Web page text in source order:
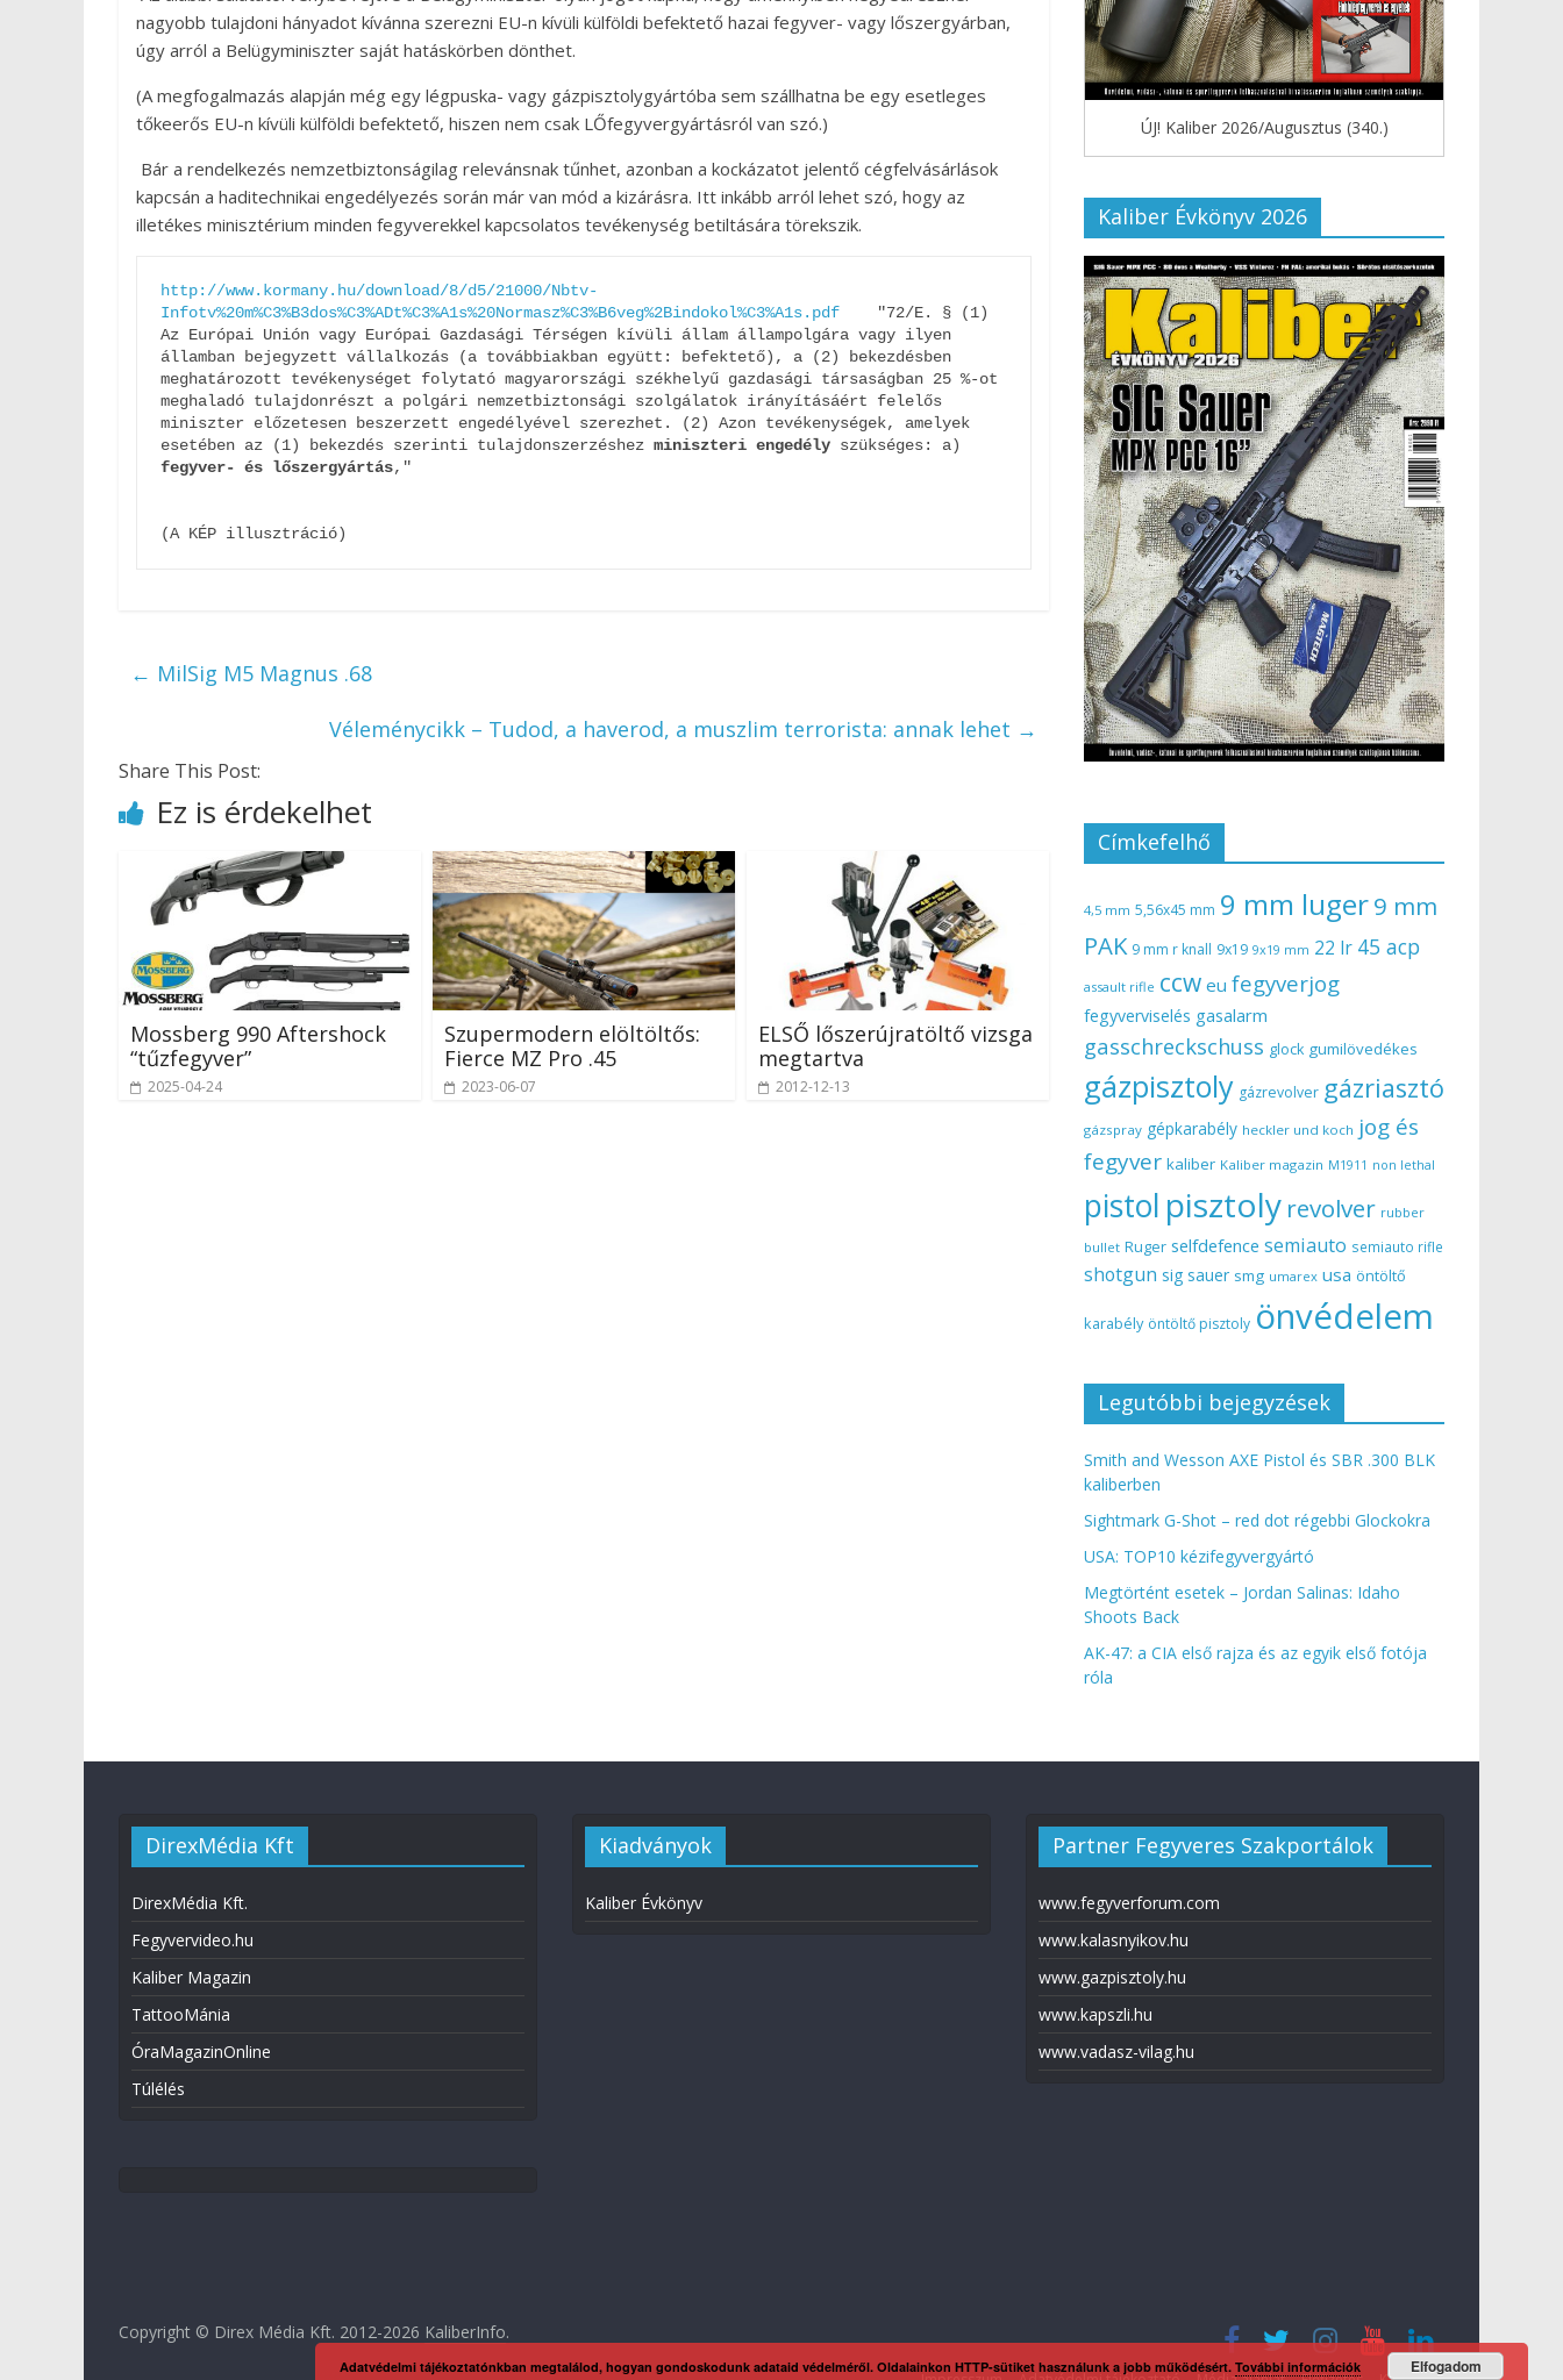
nagyobb tulajdoni hányadot kívánna szerezni EU-n kívüli külföldi befektető hazai fegyver- vagy lőszergyárban,
úgy arról a Belügyminiszter saját hatáskörben dönthet.
(A megfogalmazás alapján még egy légpuska- vagy gázpisztolygyártóba sem szállhatna be egy esetleges
tőkeerős EU-n kívüli külföldi befektető, hiszen nem csak LŐfegyvergyártásról van szó.)
Bár a rendelkezés nemzetbiztonságilag relevánsnak tűnhet, azonban a kockázatot jelentő cégfelvásárlások
kapcsán a haditechnikai engedélyezés során már van mód a kizárásra. Itt inkább arról lehet szó, hogy az
illetékes minisztérium minden fegyverekkel kapcsolatos tevékenység betiltására törekszik.
http://www.kormany.hu/download/8/d5/21000/Nbtv-
Infotv%20m%C3%B3dos%C3%ADt%C3%A1s%20Normasz%C3%B6veg%2Bindokol%C3%A1s.pdf
    "72/E. § (1)
Az Európai Unión vagy Európai Gazdasági Térségen kívüli állam állampolgára vagy ilyen
államban bejegyzett vállalkozás (a továbbiakban együtt: befektető), a (2) bekezdésben
meghatározott tevékenységet folytató magyarországi székhelyű gazdasági társaságban 25 %-ot
meghaladó tulajdonrészt a polgári nemzetbiztonsági szolgálatok irányításáért felelős
miniszter előzetesen beszerzett engedélyével szerezhet. (2) Azon tevékenységek, amelyek
esetében az (1) bekezdés szerinti tulajdonszerzéshez miniszteri engedély szükséges: a)
fegyver- és lőszergyártás,"
(A KÉP illusztráció)
← MilSig M5 Magnus .68
Véleménycikk – Tudod, a haverod, a muszlim terrorista: annak lehet →
Share This Post:
Ez is érdekelhet
Mossberg 990 Aftershock
“tűzfegyver”
2025-04-24
Szupermodern elöltöltős:
Fierce MZ Pro .45
2023-06-07
ELSŐ lőszerújratöltő vizsga
megtartva
2012-12-13
ÚJ! Kaliber 2026/Augusztus (340.)
Kaliber Évkönyv 2026
Címkefelhő
4,5 mm 5,56x45 mm 9 mm luger9 mm
PAK 9 mm r knall 9x19 9x19 mm 22 lr 45 acp
assault rifle ccw eu fegyverjog
fegyverviselés gasalarm
gasschreckschuss glock gumilövedékes
gázpisztoly gázrevolver gázriasztó
gázspray gépkarabély heckler und koch jog és
fegyver kaliber Kaliber magazin M1911 non lethal
pistol pisztoly revolver rubber
bullet Ruger selfdefence semiauto semiauto rifle
shotgun sig sauer smg umarex usa öntöltő
karabély öntöltő pisztoly önvédelem
Legutóbbi bejegyzések
Smith and Wesson AXE Pistol és SBR .300 BLK
kaliberben
Sightmark G-Shot – red dot régebbi Glockokra
USA: TOP10 kézifegyvergyártó
Megtörtént esetek – Jordan Salinas: Idaho
Shoots Back
AK-47: a CIA első rajza és az egyik első fotója
róla
DirexMédia Kft
DirexMédia Kft.
Fegyvervideo.hu
Kaliber Magazin
TattooMánia
ÓraMagazinOnline
Túlélés
Kiadványok
Kaliber Évkönyv
Partner Fegyveres Szakportálok
www.fegyverforum.com
www.kalasnyikov.hu
www.gazpisztoly.hu
www.kapszli.hu
www.vadasz-vilag.hu
Copyright © Direx Média Kft. 2012-2026 KaliberInfo.
Adatvédelmi tájékoztatónkban megtalálod, hogyan gondoskodunk adataid védelméről. Oldalainkon HTTP-sütiket használunk a jobb működésért. További információk Elfogadom